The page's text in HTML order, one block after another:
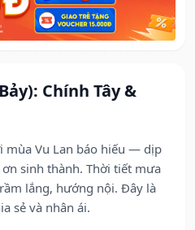
Chính Tây &
mùa Vu Lan báo hiếu — dịp
sinh thành. Thời tiết mưa
lắng, hướng nội. Đây là
sẻ và nhân ái.